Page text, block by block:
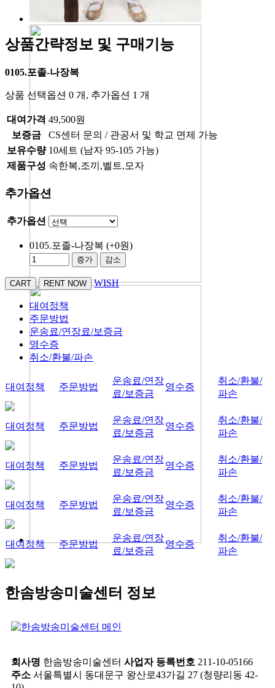
상품간략정보 및 구매기능
0105.포졸-나장복
상품 선택옵션 0 개, 추가옵션 1 개
대여가격 49,500원
보증금
CS센터 문의 / 관공서 및 학교 면제 가능
보유수량 10세트 (남자 95-105 가능)
제품구성 속한복,조끼,벨트,모자
추가옵션
추가옵션
0105.포졸-나장복 (+0원)
증가 감소
WISH
대여정책
주문방법
운송료/연장료/보증금
영수증
취소/환불/파손
대여정책 주문방법
운송료/연장
료/보증금
영수증
취소/환불/
파손
대여정책 주문방법
운송료/연장
료/보증금
영수증
취소/환불/
파손
대여정책 주문방법
운송료/연장
료/보증금
영수증
취소/환불/
파손
대여정책 주문방법
운송료/연장
료/보증금
영수증
취소/환불/
파손
대여정책 주문방법
운송료/연장
료/보증금
영수증
취소/환불/
파손
한솜방송미술센터 정보
회사명 한솜방송미술센터 사업자 등록번호 211-10-05166
주소 서울특별시 동대문구 왕산로43가길 27 (청량리동 42-